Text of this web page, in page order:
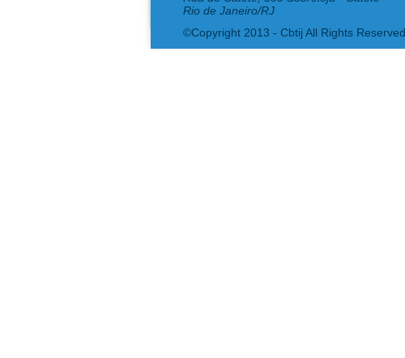
Rio de Janeiro/RJ
©Copyright 2013 - Cbtij All Rights